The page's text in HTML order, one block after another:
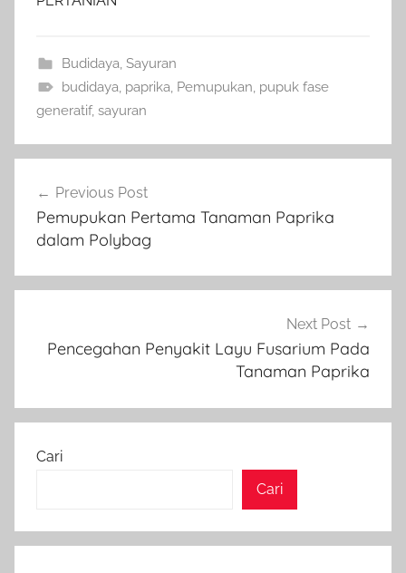
Budidaya Sayuran
budidaya paprika Pemupukan pupuk fase
generatif, sayuran
pos
Previous Post
Pemupukan Pertama Tanaman Paprika
dalam Polybag
Next Post
Pencegahan Penyakit Layu Fusarium Pada
Tanaman Paprika
Cari
Cari